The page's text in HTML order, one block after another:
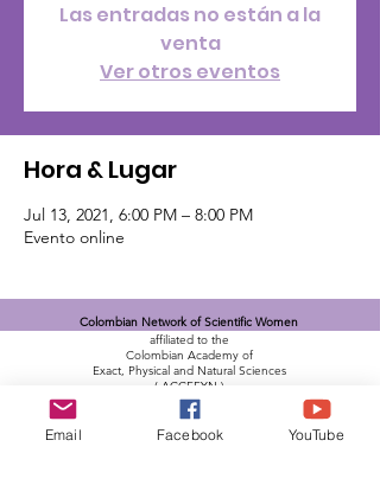
Las entradas no están a la
venta
Ver otros eventos
Hora & Lugar
Jul 13, 2021, 6:00 PM – 8:00 PM
Evento online
Colombian Network of Scientific Women
affiliated to the
Colombian Academy of
Exact, Physical and Natural Sciences
( ACCEFYN )
Email:redcolmujerescientificas@gmail.com
Phone:
Flicker: 12345-67
Email Facebook YouTube